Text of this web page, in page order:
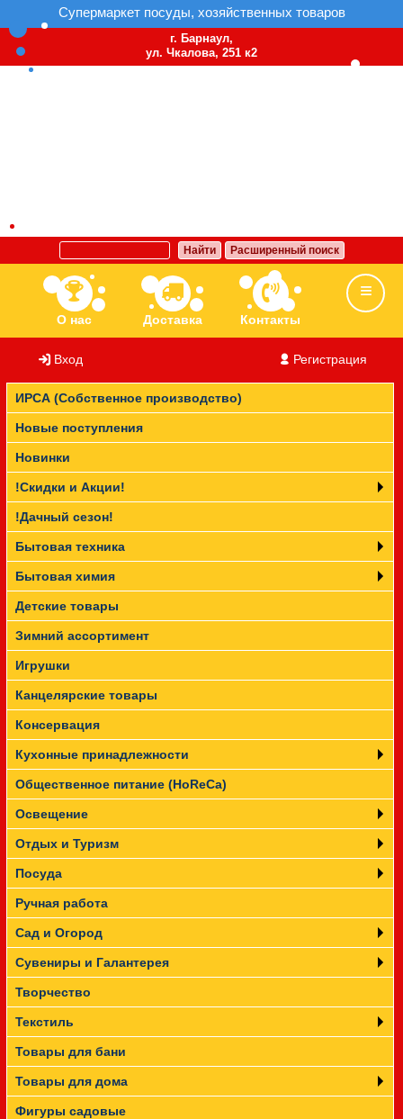
Супермаркет посуды, хозяйственных товаров
г. Барнаул,
ул. Чкалова, 251 к2
Найти Расширенный поиск
О нас Доставка Контакты
Ассортимент Бренды Вакансии
Прайс-лист
Вход Регистрация
ИРСА (Собственное производство)
Новые поступления
Новинки
!Скидки и Акции!
!Дачный сезон!
Бытовая техника
Бытовая химия
Детские товары
Зимний ассортимент
Игрушки
Канцелярские товары
Консервация
Кухонные принадлежности
Общественное питание (HoReCa)
Освещение
Отдых и Туризм
Посуда
Ручная работа
Сад и Огород
Сувениры и Галантерея
Творчество
Текстиль
Товары для бани
Товары для дома
Фигуры садовые